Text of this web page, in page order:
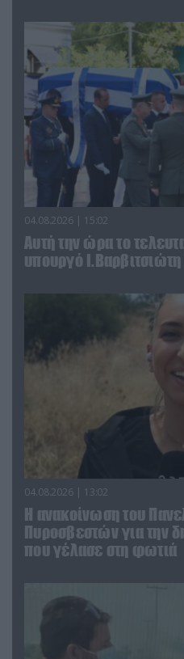
04.08.2026 | 15:02
Αυτή την ώρα το
υπουργό
04.08.2026 | 13:02
Η ανακοίνωση του
Πυροσβεστών για την
που γέλασε στη φωτιά